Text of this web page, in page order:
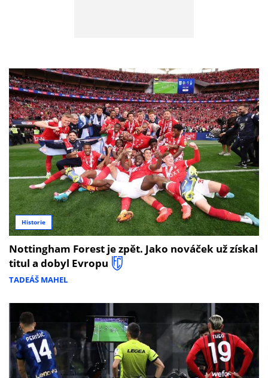
Historie
Nottingham Forest je zpět. Jako nováček už získal
titul a dobyl Evropu
TADEÁŠ MAHEL